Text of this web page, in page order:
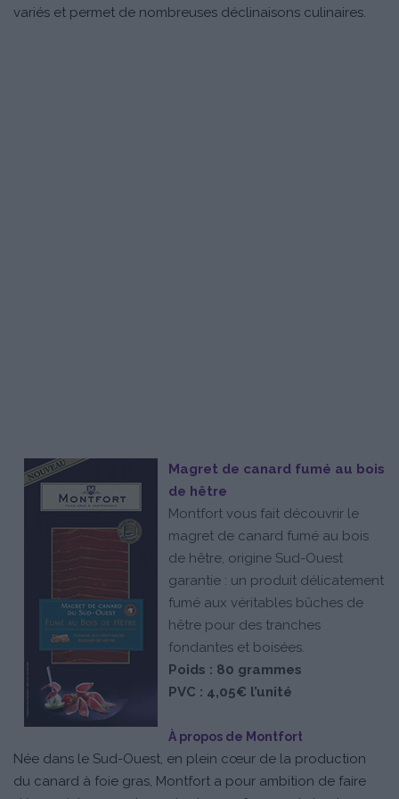
variés et permet de nombreuses déclinaisons culinaires.
Magret de canard fumé au bois
de hêtre
Montfort vous fait découvrir le
magret de canard fumé au bois
de hêtre, origine Sud-Ouest
garantie : un produit délicatement
fumé aux véritables bûches de
hêtre pour des tranches
fondantes et boisées.
Poids : 80 grammes
PVC : 4,05€ l’unité
À propos de Montfort
Née dans le Sud-Ouest, en plein cœur de la production
du canard à foie gras, Montfort a pour ambition de faire